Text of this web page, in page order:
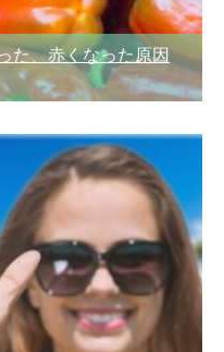
た、赤くなった原因